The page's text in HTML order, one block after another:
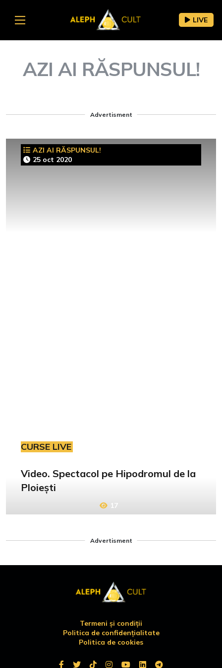
LIVE
AZI AI RĂSPUNSUL!
Advertisment
AZI AI RĂSPUNSUL!
25 oct 2020
CURSE LIVE
Video. Spectacol pe Hipodromul de la
Ploiești
17
Advertisment
Termeni și condiții
Politica de confidențialitate
Politica de cookies